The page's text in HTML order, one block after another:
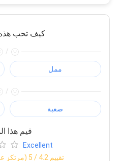
كيف تحب هذه
/
ممل
/
صعبة
:قيم هذا
Excellent
:تقييم 4.2 / 5 (مرتكز على